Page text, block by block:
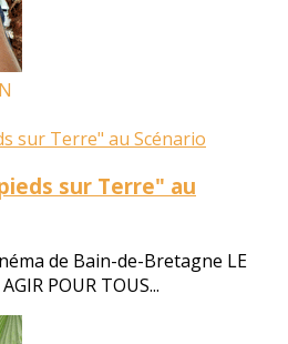
sur Terre" au
de Bain-de-Bretagne LE
POUR TOUS...